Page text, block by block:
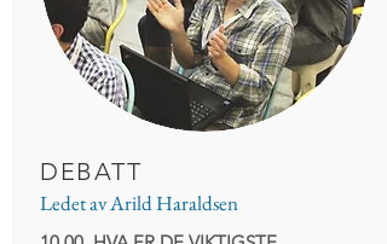
DEBATT
Ledet av Arild Haraldsen